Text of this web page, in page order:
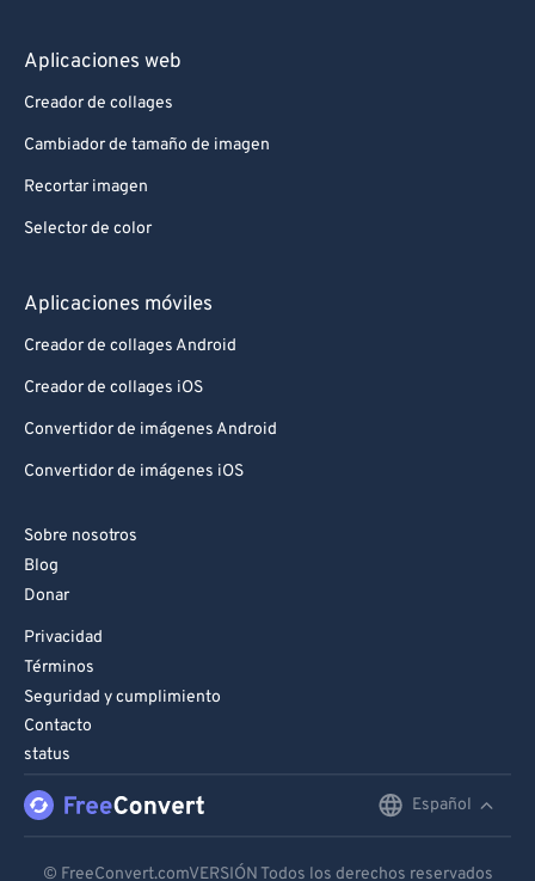
Aplicaciones web
Creador de collages
Cambiador de tamaño de imagen
Recortar imagen
Selector de color
Aplicaciones móviles
Creador de collages Android
Creador de collages iOS
Convertidor de imágenes Android
Convertidor de imágenes iOS
Sobre nosotros
Blog
Donar
Privacidad
Términos
Seguridad y cumplimiento
Contacto
status
Español
© FreeConvert.comVERSIÓN Todos los derechos reservados